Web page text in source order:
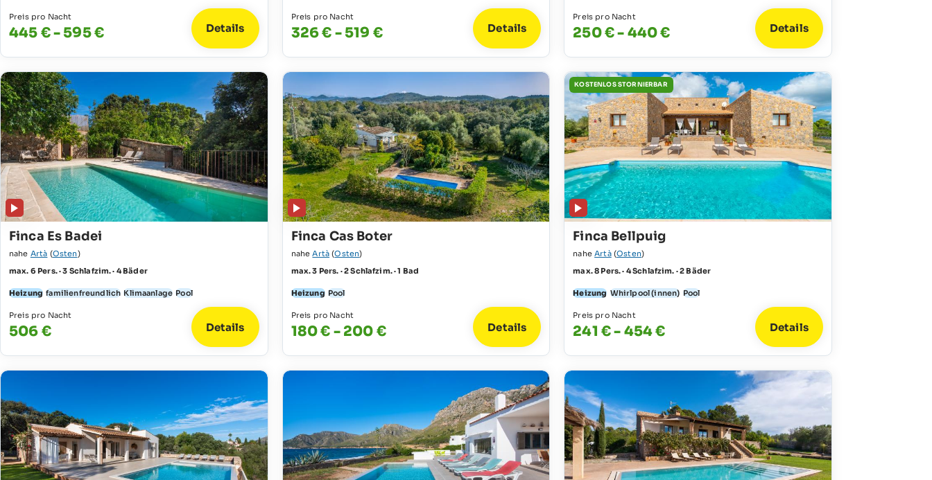
Preis pro Nacht
445 € - 595 € Details
Preis pro Nacht
326 € - 519 € Details
Preis pro Nacht
250 € - 440 € Details
Finca Es Badei
nahe Artà (Osten)
max. 6 Pers. · 3 Schlafzim. · 4 Bäder
Heizung familienfreundlich Klimaanlage Pool
Preis pro Nacht
506 € Details
Finca Cas Boter
naheArtà (Osten)
max. 3 Pers. · 2 Schlafzim. · 1 Bad
Heizung Pool
Preis pro Nacht
180 € - 200 € Details
KOSTENLOS STORNIERBAR
Finca Bellpuig
naheArtà(Osten)
max. 8 Pers. · 4 Schlafzim. · 2 Bäder
Heizung Whirlpool (innen) Pool
Preis pro Nacht
241 € - 454 € Details